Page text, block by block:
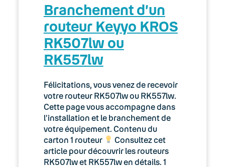
Branchement d’un
routeur Keyyo KROS
RK507lw ou
RK557lw
Félicitations, vous venez de recevoir
votre routeur RK507lw ou RK557lw.
Cette page vous accompagne dans
l’installation et le branchement de
votre équipement. Contenu du
carton 1 routeur
Consultez cet
article pour découvrir les routeurs
RK507lw et RK557lw en détails. 1